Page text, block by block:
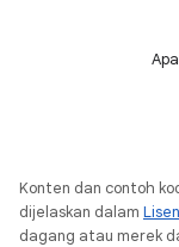
Konten dan contoh
dijelaskan dalam
dagang atau merek